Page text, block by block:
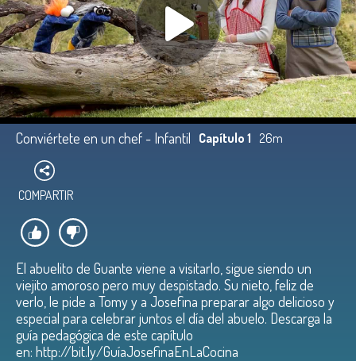
Conviértete en un chef - Infantil Capítulo 1 26m
COMPARTIR
El abuelito de Guante viene a visitarlo, sigue siendo un
viejito amoroso pero muy despistado. Su nieto, feliz de
verlo, le pide a Tomy y a Josefina preparar algo delicioso y
especial para celebrar juntos el día del abuelo. Descarga la
guía pedagógica de este capítulo
en: http://bit.ly/GuíaJosefinaEnLaCocina